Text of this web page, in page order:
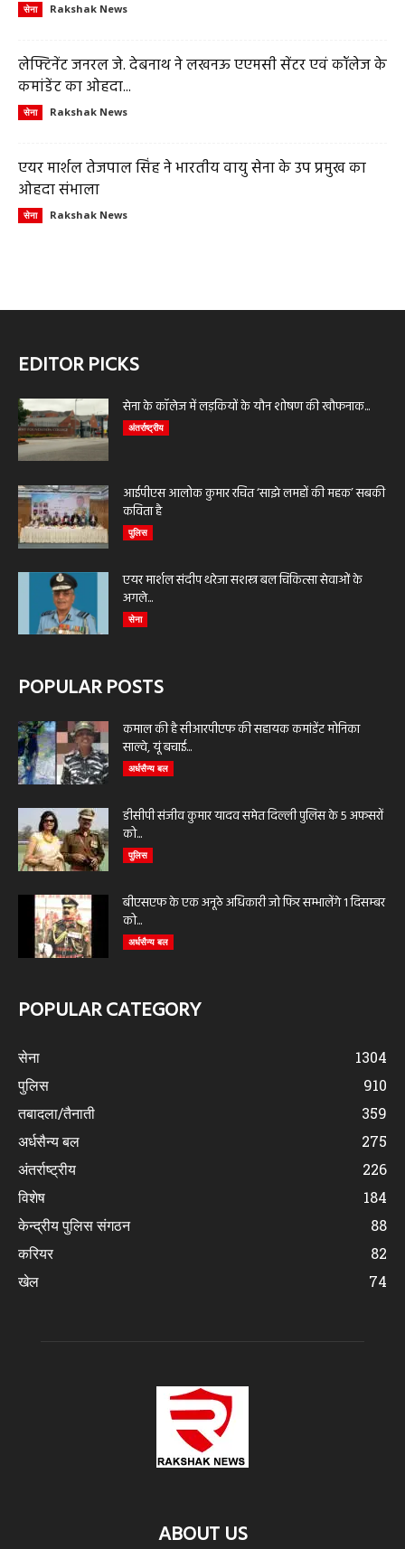
सेना Rakshak News
लेफ्टिनेंट जनरल जे. देबनाथ ने लखनऊ एएमसी सेंटर एवं कॉलेज के
कमांडेंट का ओहदा...
सेना Rakshak News
एयर मार्शल तेजपाल सिंह ने भारतीय वायु सेना के उप प्रमुख का
ओहदा संभाला
सेना Rakshak News
EDITOR PICKS
सेना के कॉलेज में लड़कियों के यौन शोषण की खौफनाक...
अंतर्राष्ट्रीय
आईपीएस आलोक कुमार रचित ‘साझे लमहों की महक’ सबकी
कविता है
पुलिस
एयर मार्शल संदीप थरेजा सशस्त्र बल चिकित्सा सेवाओं के
अगले...
सेना
POPULAR POSTS
कमाल की है सीआरपीएफ की सहायक कमांडेंट मोनिका
साल्वे, यूं बचाई...
अर्धसैन्य बल
डीसीपी संजीव कुमार यादव समेत दिल्ली पुलिस के 5 अफसरों
को...
पुलिस
बीएसएफ के एक अनूठे अधिकारी जो फिर सम्भालेंगे 1 दिसम्बर
को...
अर्धसैन्य बल
POPULAR CATEGORY
सेना
1304
पुलिस
910
तबादला/तैनाती
359
अर्धसैन्य बल
275
अंतर्राष्ट्रीय
226
विशेष
184
केन्द्रीय पुलिस संगठन
88
करियर
82
खेल
74
ABOUT US